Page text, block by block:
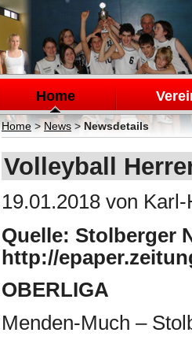
überspringen
Home
Home> News>Newsdetails
Volleyball
19.01.2018 von
Quelle: Stolberger
http://
OBERLIGA
Menden-Much –